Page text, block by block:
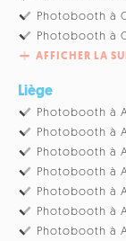
Photobooth à
Photobooth à
AFFICHER LA
Liège
Photobooth à
Photobooth à
Photobooth à
Photobooth à
Photobooth à
Photobooth à
Photobooth à